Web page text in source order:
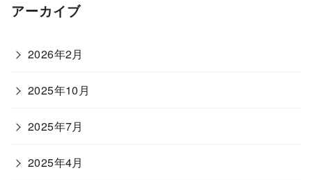
アーカイブ
2026年2月
2025年10月
2025年7月
2025年4月